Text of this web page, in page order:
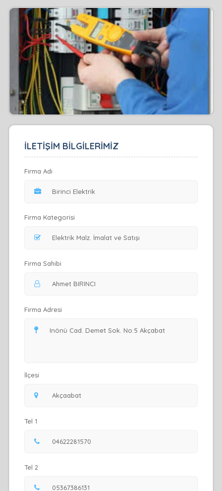
İLETİŞİM BİLGİLERİMİZ
Firma Adı
Firma Kategorisi
Firma Sahibi
Firma Adresi
İlçesi
Tel 1
Tel 2